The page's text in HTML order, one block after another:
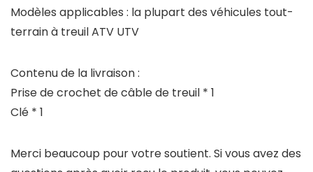
Modèles applicables : la plupart des véhicules tout-
terrain à treuil ATV UTV
Contenu de la livraison :
Prise de crochet de câble de treuil * 1
Clé * 1
Merci beaucoup pour votre soutient. Si vous avez des